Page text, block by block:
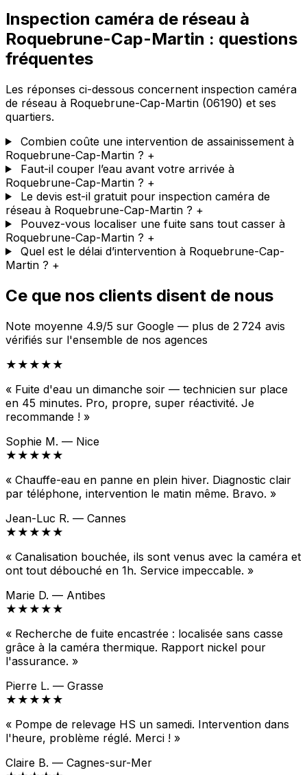
Inspection caméra de réseau à
Roquebrune-Cap-Martin : questions
fréquentes
Les réponses ci-dessous concernent inspection caméra
de réseau à Roquebrune-Cap-Martin (06190) et ses
quartiers.
Combien coûte une intervention de assainissement à
Roquebrune-Cap-Martin ? +
Faut-il couper l’eau avant votre arrivée à
Roquebrune-Cap-Martin ? +
Le devis est-il gratuit pour inspection caméra de
réseau à Roquebrune-Cap-Martin ? +
Pouvez-vous localiser une fuite sans tout casser à
Roquebrune-Cap-Martin ? +
Quel est le délai d’intervention à Roquebrune-Cap-
Martin ? +
Ce que nos clients disent de nous
Note moyenne 4.9/5 sur Google — plus de 2 724 avis
vérifiés sur l'ensemble de nos agences
★★★★★
« Fuite d'eau un dimanche soir — technicien sur place
en 45 minutes. Pro, propre, super réactivité. Je
recommande ! »
Sophie M. — Nice
★★★★★
« Chauffe-eau en panne en plein hiver. Diagnostic clair
par téléphone, intervention le matin même. Bravo. »
Jean-Luc R. — Cannes
★★★★★
« Canalisation bouchée, ils sont venus avec la caméra et
ont tout débouché en 1h. Service impeccable. »
Marie D. — Antibes
★★★★★
« Recherche de fuite encastrée : localisée sans casse
grâce à la caméra thermique. Rapport nickel pour
l'assurance. »
Pierre L. — Grasse
★★★★★
« Pompe de relevage HS un samedi. Intervention dans
l'heure, problème réglé. Merci ! »
Claire B. — Cagnes-sur-Mer